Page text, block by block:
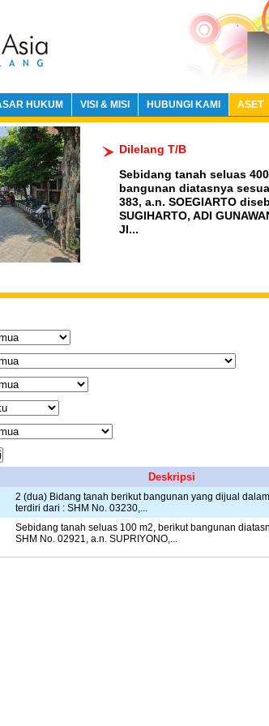
HUKUM VISI & MISI HUBUNGI KAMI ASET
Dilelang T/B
Sebidang tanah seluas
bangunan diatasnya
383, a.n. SOEGIARTO
SUGIHARTO, ADI
Jl...
Deskripsi
2 (dua) Bidang tanah berikut bangunan yang dijual
terdiri dari : SHM No. 03230,...
Sebidang tanah seluas 100 m2, berikut bangunan
SHM No. 02921, a.n. SUPRIYONO,...